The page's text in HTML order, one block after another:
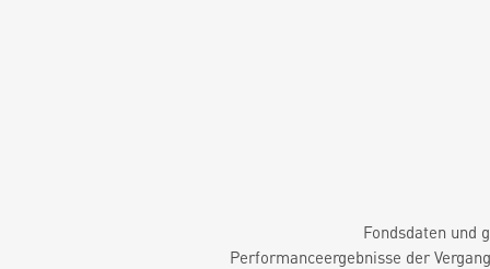
Fondsdaten und
Performanceergebnisse der